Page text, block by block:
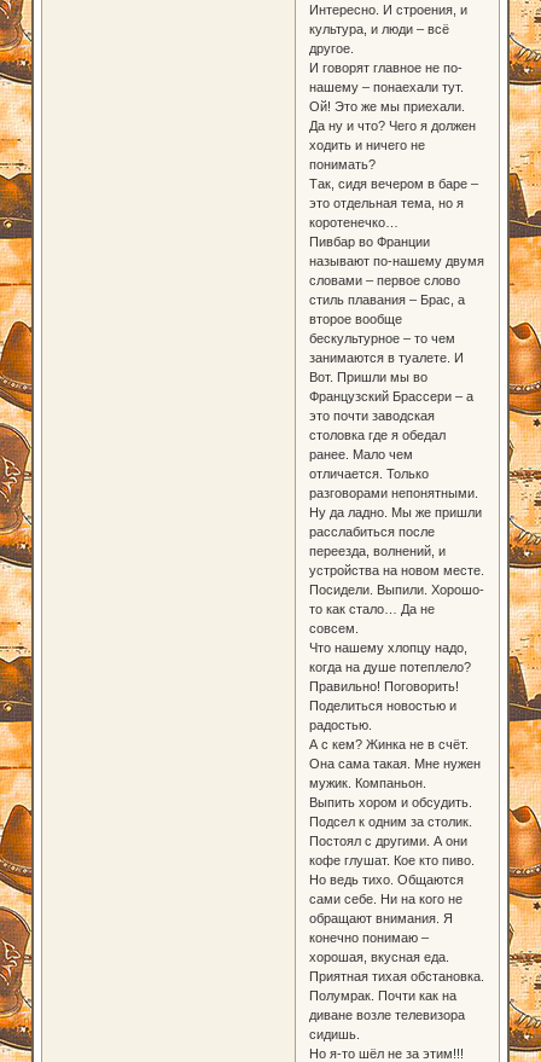
Интересно. И строения, и
культура, и люди – всё
другое.
И говорят главное не по-
нашему – понаехали тут.
Ой! Это же мы приехали.
Да ну и что? Чего я должен
ходить и ничего не
понимать?
Так, сидя вечером в баре –
это отдельная тема, но я
коротенечко…
Пивбар во Франции
называют по-нашему двумя
словами – первое слово
стиль плавания – Брас, а
второе вообще
бескультурное – то чем
занимаются в туалете. И
Вот. Пришли мы во
Французский Брассери – а
это почти заводская
столовка где я обедал
ранее. Мало чем
отличается. Только
разговорами непонятными.
Ну да ладно. Мы же пришли
расслабиться после
переезда, волнений, и
устройства на новом месте.
Посидели. Выпили. Хорошо-
то как стало… Да не
совсем.
Что нашему хлопцу надо,
когда на душе потеплело?
Правильно! Поговорить!
Поделиться новостью и
радостью.
А с кем? Жинка не в счёт.
Она сама такая. Мне нужен
мужик. Компаньон.
Выпить хором и обсудить.
Подсел к одним за столик.
Постоял с другими. А они
кофе глушат. Кое кто пиво.
Но ведь тихо. Общаются
сами себе. Ни на кого не
обращают внимания. Я
конечно понимаю –
хорошая, вкусная еда.
Приятная тихая обстановка.
Полумрак. Почти как на
диване возле телевизора
сидишь.
Но я-то шёл не за этим!!!